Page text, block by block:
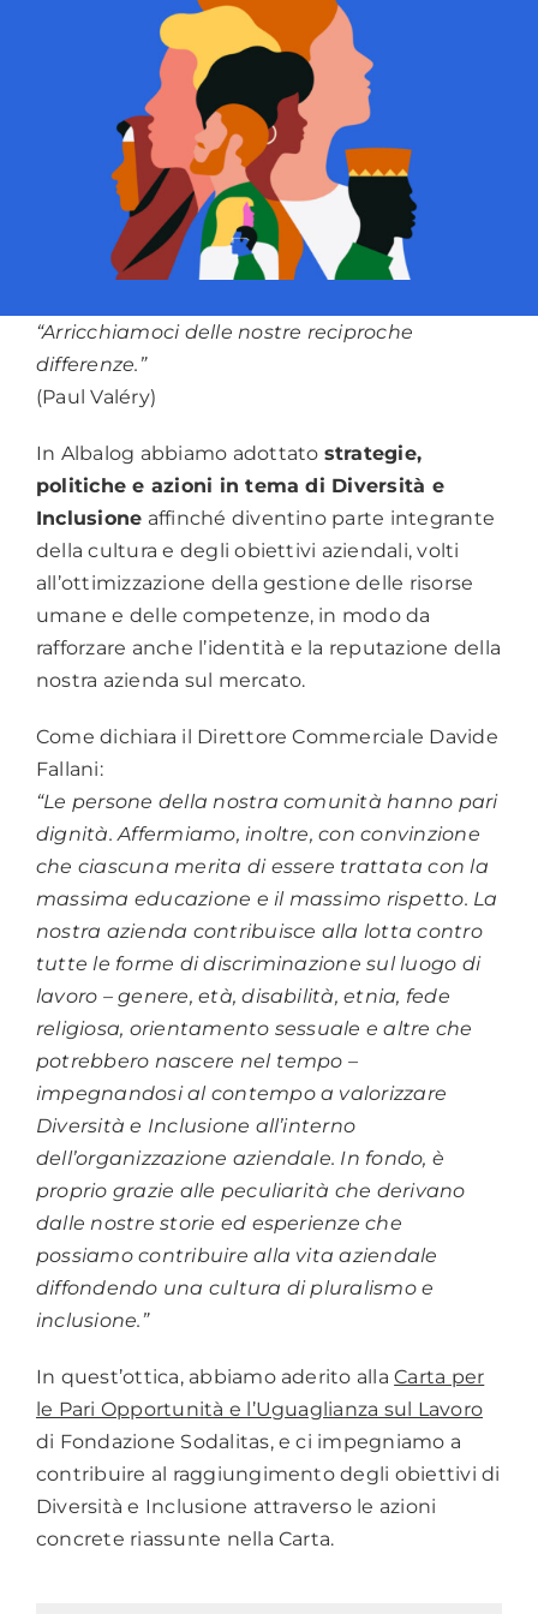
“Arricchiamoci delle nostre reciproche
differenze.”
(Paul Valéry)
In Albalog abbiamo adottato strategie,
politiche e azioni in tema di Diversità e
Inclusione affinché diventino parte integrante
della cultura e degli obiettivi aziendali, volti
all’ottimizzazione della gestione delle risorse
umane e delle competenze, in modo da
rafforzare anche l’identità e la reputazione della
nostra azienda sul mercato.
Come dichiara il Direttore Commerciale Davide
Fallani:
“Le persone della nostra comunità hanno pari
dignità. Affermiamo, inoltre, con convinzione
che ciascuna merita di essere trattata con la
massima educazione e il massimo rispetto. La
nostra azienda contribuisce alla lotta contro
tutte le forme di discriminazione sul luogo di
lavoro – genere, età, disabilità, etnia, fede
religiosa, orientamento sessuale e altre che
potrebbero nascere nel tempo –
impegnandosi al contempo a valorizzare
Diversità e Inclusione all’interno
dell’organizzazione aziendale. In fondo, è
proprio grazie alle peculiarità che derivano
dalle nostre storie ed esperienze che
possiamo contribuire alla vita aziendale
diffondendo una cultura di pluralismo e
inclusione.”
In quest’ottica, abbiamo aderito allaCarta per
le Pari Opportunità e l’Uguaglianza sul Lavoro
di Fondazione Sodalitas, e ci impegniamo a
contribuire al raggiungimento degli obiettivi di
Diversità e Inclusione attraverso le azioni
concrete riassunte nella Carta.